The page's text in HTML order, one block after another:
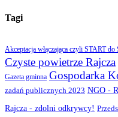
Tagi
Akceptacja włączająca czyli START
Czyste powietrze Rajcza
Gazeta gminna Gospodarka
zadań publicznych 2023 NGO -
Rajcza - zdolni odkrywcy!